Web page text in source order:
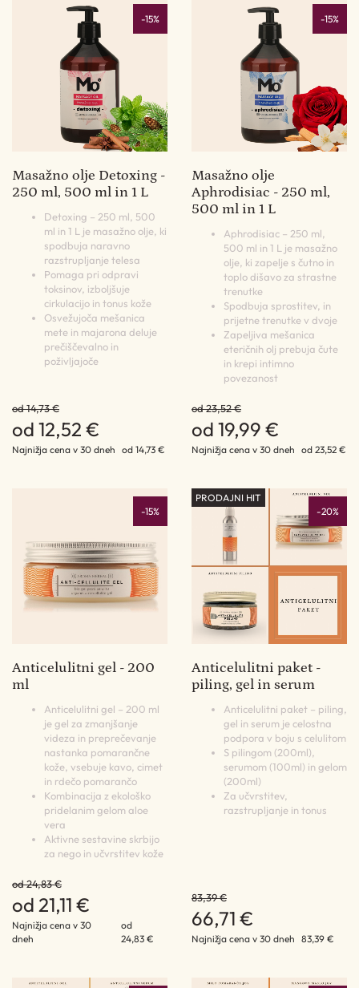
-15%
Masažno olje Detoxing -
250 ml, 500 ml in 1 L
Detoxing – 250 ml, 500
ml in 1 L je masažno olje, ki
spodbuja naravno
razstrupljanje telesa
Pomaga pri odpravi
toksinov, izboljšuje
cirkulacijo in tonus kože
Osvežujoča mešanica
mete in majarona deluje
prečiščevalno in
poživljajoče
od 14,73 €
od 12,52 €
Najnižja cena v 30 dneh od 14,73 €
-15%
Masažno olje
Aphrodisiac - 250 ml,
500 ml in 1 L
Aphrodisiac – 250 ml,
500 ml in 1 L je masažno
olje, ki zapelje s čutno in
toplo dišavo za strastne
trenutke
Spodbuja sprostitev, in
prijetne trenutke v dvoje
Zapeljiva mešanica
eteričnih olj prebuja čute
in krepi intimno
povezanost
od 23,52 €
od 19,99 €
Najnižja cena v 30 dneh od 23,52 €
-15%
Anticelulitni gel - 200
ml
Anticelulitni gel – 200 ml
je gel za zmanjšanje
videza in preprečevanje
nastanka pomarančne
kože, vsebuje kavo, cimet
in rdečo pomarančo
Kombinacija z ekološko
pridelanim gelom aloe
vera
Aktivne sestavine skrbijo
za nego in učvrstitev kože
od 24,83 €
od 21,11 €
Najnižja cena v 30
dneh
od
24,83 €
-20%
PRODAJNI HIT
Anticelulitni paket -
piling, gel in serum
Anticelulitni paket – piling,
gel in serum je celostna
podpora v boju s celulitom
S pilingom (200ml),
serumom (100ml) in gelom
(200ml)
Za učvrstitev,
razstrupljanje in tonus
83,39 €
66,71 €
Najnižja cena v 30 dneh 83,39 €